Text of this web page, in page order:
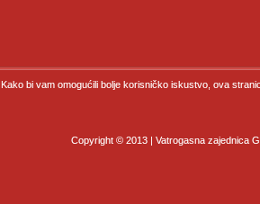
Kako bi vam omogućili bolje korisničko iskustvo, ova
Copyright © 2013 | Vatrogasna zajednica